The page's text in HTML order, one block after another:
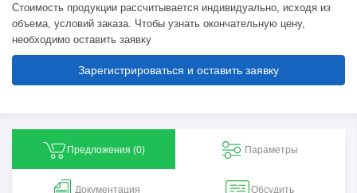
Стоимость продукции рассчитывается индивидуально, исходя из
объема, условий заказа. Чтобы узнать окончательную цену,
необходимо оставить заявку
Зарегистрироваться и оставить заявку
Предложения (0) Параметры
Документация Обсудить